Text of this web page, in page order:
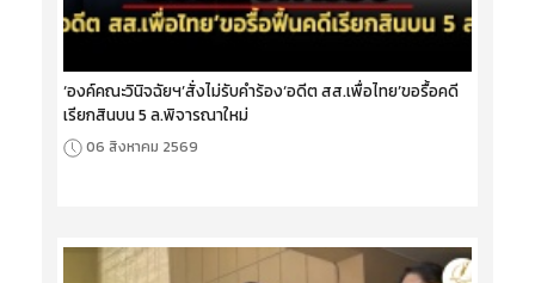
‘องค์คณะวินิจฉัยฯ’สั่งไม่รับคำร้อง‘อดีต สส.เพื่อไทย’ขอรื้อคดี
เรียกสินบน 5 ล.พิจารณาใหม่
06 สิงหาคม 2569